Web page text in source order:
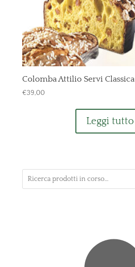
Colomba Attilio Servi Classica
€39,00
Leggi tutto